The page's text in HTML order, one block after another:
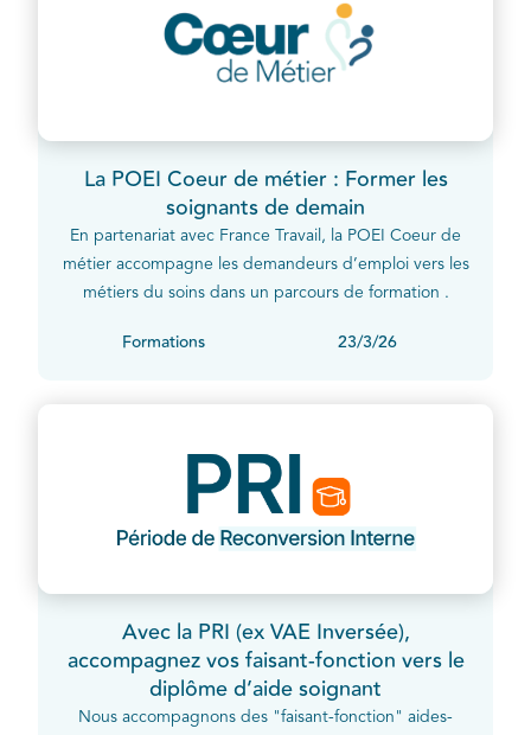
La POEI Coeur de métier : Former les
soignants de demain
En partenariat avec France Travail, la POEI Coeur de
métier accompagne les demandeurs d’emploi vers les
métiers du soins dans un parcours de formation .
Formations 23/3/26
Avec la PRI (ex VAE Inversée),
accompagnez vos faisant-fonction vers le
diplôme d’aide soignant
Nous accompagnons des "faisant-fonction" aides-